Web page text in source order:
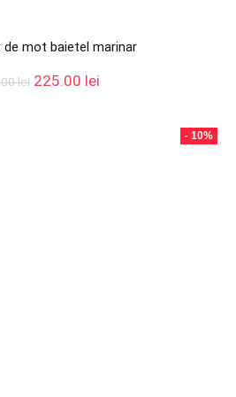
mot baietel marinar
lei Prețul
225.00 leiPrețul
- 10%